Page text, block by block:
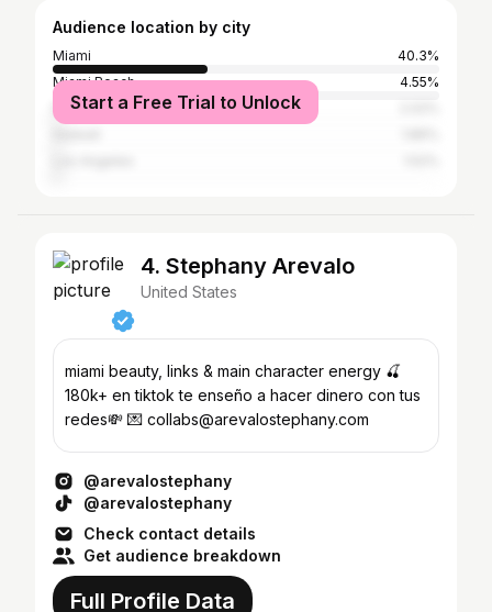
Audience location by city
Miami
40.3%
Miami Beach
4.55%
New York City
Start a Free Trial to Unlock
4. Stephany Arevalo
United States
miami beauty, links & main character energy 🍒
180k+ en tiktok te enseño a hacer dinero con tus
redes💸 💌 collabs@arevalostephany.com
@arevalostephany
@arevalostephany
Check contact details
Get audience breakdown
Full Profile Data